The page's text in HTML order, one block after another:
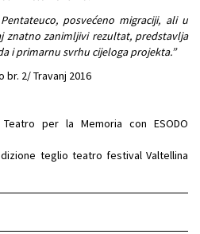
posvećeno migraciji, ali u
znatno zanimljivi rezultat, predstavlja
i primarnu svrhu cijeloga projekta.”
br. 2/ Travanj 2016
per la Memoria con ESODO
teglio teatro festival Valtellina